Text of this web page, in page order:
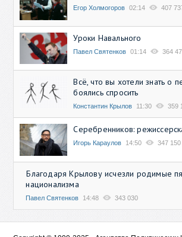
Егор Холмогоров 02:14 407
Уроки Навального
Павел Святенков 01:14 364
Всё, что вы хотели знать о
боялись спросить
Константин Крылов 11:30 359
Серебренников:
Игорь Караулов 14:50 347 150
Благодаря Крылову исчезли родимые
национализма
Павел Святенков 14:48 343 030